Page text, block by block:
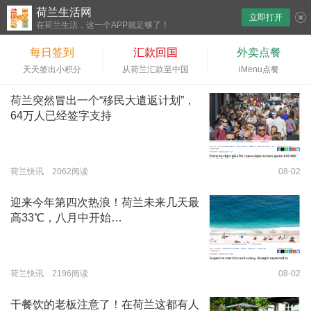
荷兰生活网
在荷兰生活，这一个APP就足够了！
立即打开
每日签到
天天签出小积分
汇款回国
从荷兰汇款至中国
外卖点餐
iMenu点餐
荷兰突然冒出一个“移民大遣返计划”，
64万人已经签字支持
荷兰快讯 2062阅读 08-02
迎来今年第四次热浪！荷兰未来几天最
高33℃，八月中开始…
荷兰快讯 2196阅读 08-02
干餐饮的老板注意了！在荷兰这都有人